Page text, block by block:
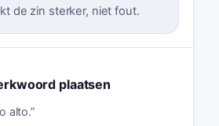
de zin sterker, niet fout.
plaatsen
alto.”